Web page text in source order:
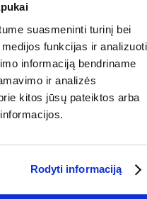
suasmeninti turinį bei
funkcijas ir analizuoti
informaciją bendriname
ir analizės
kitos jūsų pateiktos arba
Rodyti informaciją
išdavimo data 2022/05/10
išdavimo data 2021/12/15
ką katė pasiima iš kraiko